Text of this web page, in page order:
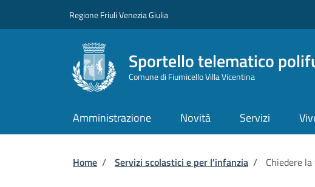
Regione Friuli Venezia Giulia
Sportello telematico
Comune di Fiumicello Villa Vicentina
Amministrazione Novità Servizi
Briciole di pane
Home / Servizi scolastici e per l'infanzia / Chiedere